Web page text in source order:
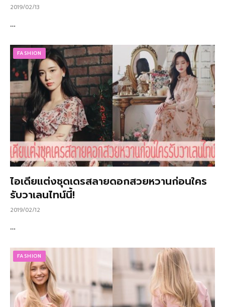
2019/02/13
…
FASHION
ไอเดียแต่งชุดเดรสลายดอกสวยหวานก่อนใคร
รับวาเลนไทน์นี้!
2019/02/12
…
FASHION